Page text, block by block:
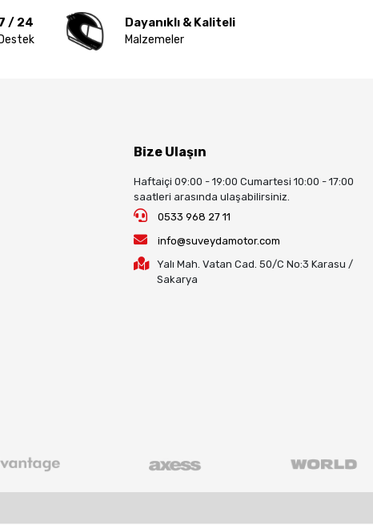
/ 24
Destek
Dayanıklı & Kaliteli
Malzemeler
Bize Ulaşın
Haftaiçi 09:00 - 19:00 Cumartesi 10:00 - 17:00
saatleri arasında ulaşabilirsiniz.
0533 968 27 11
info@suveydamotor.com
Yalı Mah. Vatan Cad. 50/C No:3 Karasu /
Sakarya